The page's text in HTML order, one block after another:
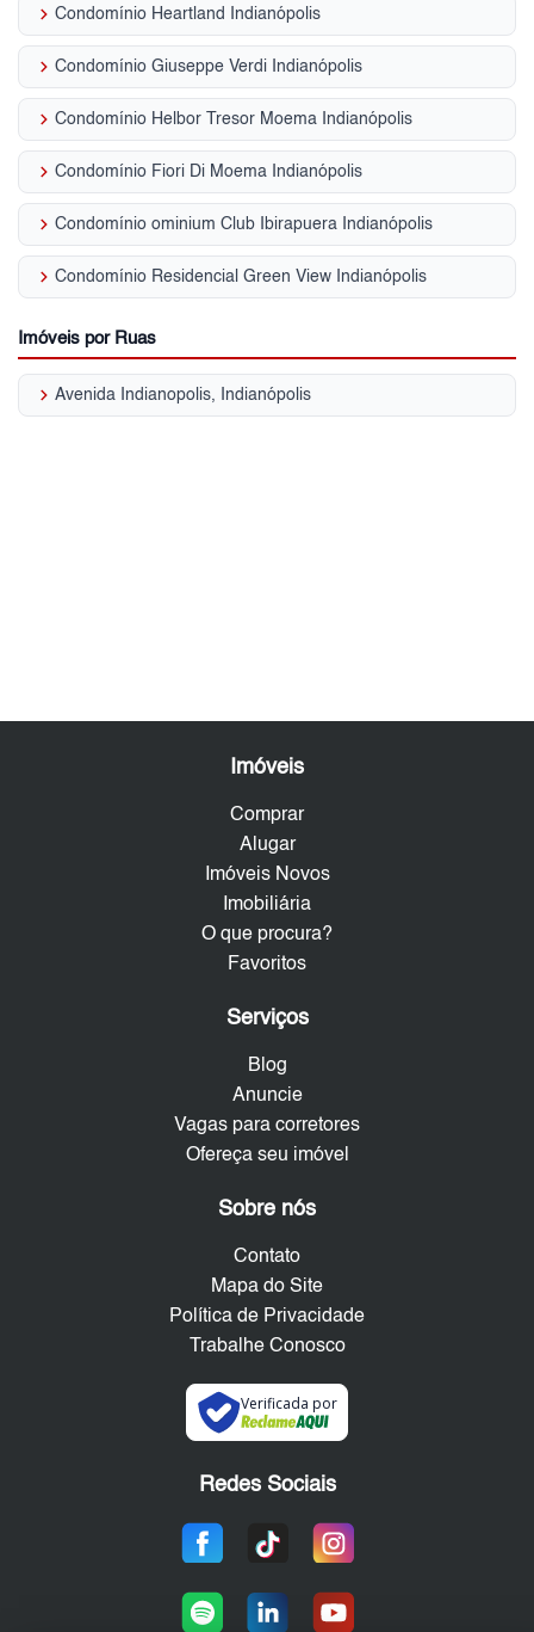
keyboard_arrow_right Condomínio Heartland Indianópolis
keyboard_arrow_right Condomínio Giuseppe Verdi Indianópolis
keyboard_arrow_right Condomínio Helbor Tresor Moema Indianópolis
keyboard_arrow_right Condomínio Fiori Di Moema Indianópolis
keyboard_arrow_right Condomínio ominium Club Ibirapuera Indianópolis
keyboard_arrow_right Condomínio Residencial Green View Indianópolis
Imóveis por Ruas
keyboard_arrow_right Avenida Indianopolis, Indianópolis
Imóveis
Comprar
Alugar
Imóveis Novos
Imobiliária
O que procura?
Favoritos
Serviços
Blog
Anuncie
Vagas para corretores
Ofereça seu imóvel
Sobre nós
Contato
Mapa do Site
Política de Privacidade
Trabalhe Conosco
Verificada por
Redes Sociais